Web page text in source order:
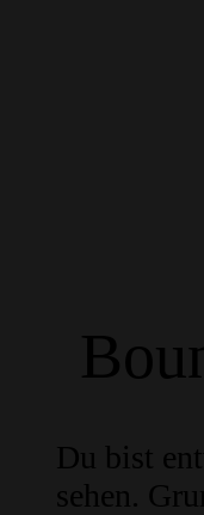
Du bist
sehen.